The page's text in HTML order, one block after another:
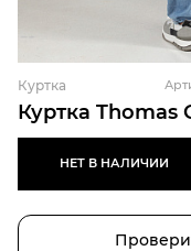
Куртка Thomas
Куртка
НЕТ В НАЛИЧИИ